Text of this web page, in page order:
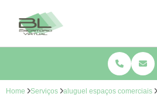
Home Serviços aluguel espaços comerciais